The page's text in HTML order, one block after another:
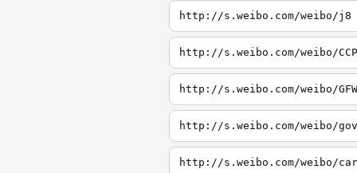
http://s.weibo.com/weibo/j8
http://s.weibo.com/weibo/CCP
http://s.weibo.com/weibo/GFW
http://s.weibo.com/weibo/gov
http://s.weibo.com/weibo/car